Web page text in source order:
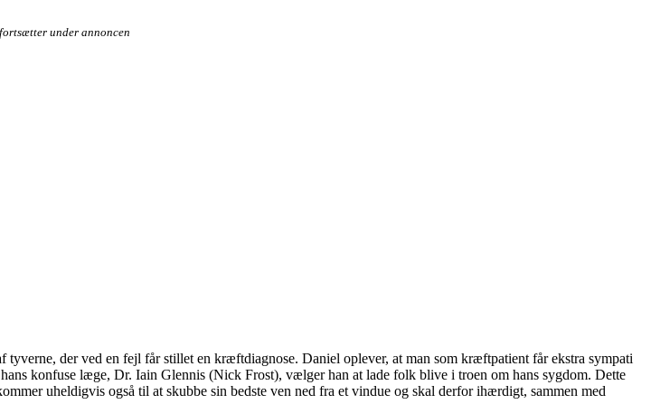
under annoncen
der ved en fejl får stillet en kræftdiagnose. Daniel oplever, at man som kræftpatient får ekstra sympati
konfuse læge, Dr. Iain Glennis (Nick Frost), vælger han at lade folk blive i troen om hans sygdom. Dette
uheldigvis også til at skubbe sin bedste ven ned fra et vindue og skal derfor ihærdigt, sammen med